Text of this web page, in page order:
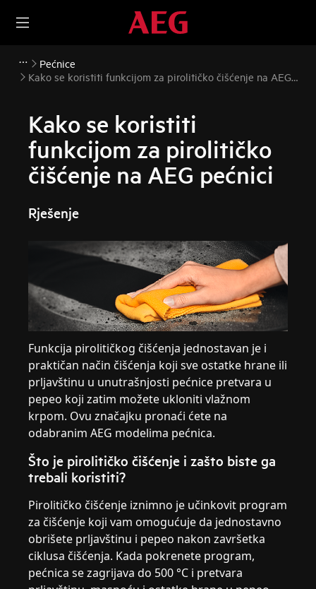
Pećnice
Kako se koristiti funkcijom za pirolitičko čišćenje na AEG
Kako se koristiti
funkcijom za pirolitičko
čišćenje na AEG pećnici
Rješenje
Funkcija pirolitičkog čišćenja jednostavan je i
praktičan način čišćenja koji sve ostatke hrane ili
prljavštinu u unutrašnjosti pećnice pretvara u
pepeo koji zatim možete ukloniti vlažnom
krpom. Ovu značajku pronaći ćete na
odabranim AEG modelima pećnica.
Što je pirolitičko čišćenje i zašto biste ga
trebali koristiti?
Pirolitičko čišćenje iznimno je učinkovit program
za čišćenje koji vam omogućuje da jednostavno
obrišete prljavštinu i pepeo nakon završetka
ciklusa čišćenja. Kada pokrenete program,
pećnica se zagrijava do 500 °C i pretvara